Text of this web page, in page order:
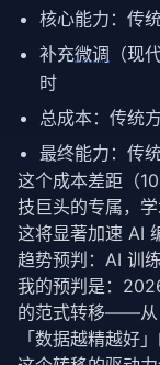
核心能力：传
补充微调 （现
时
总成本：传统
最终能力：传
这个成本差距（
技巨头的专属，
这将显著加速 AI
趋势预判：AI 训
我的预判是：
的范式转移——从
「数据越精越好